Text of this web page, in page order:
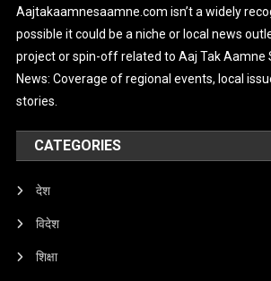
Aajtakaamnesaamne.com isn’t a widely
possible it could be a niche or local news
project or spin-off related to Aaj Tak Aamne
News: Coverage of regional events, local
stories.
CATEGORIES
देश
विदेश
शिक्षा